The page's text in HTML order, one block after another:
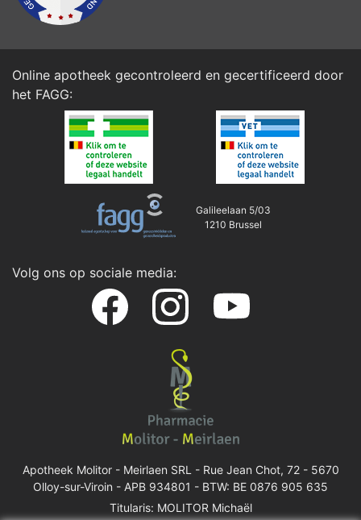
Online apotheek gecontroleerd en gecertificeerd door
het FAGG:
Galileelaan 5/03
1210 Brussel
Volg ons op sociale media:
Apotheek Molitor - Meirlaen SRL - Rue Jean Chot, 72 - 5670
Olloy-sur-Viroin - APB 934801 - BTW: BE 0876 905 635
Titularis: MOLITOR Michaël